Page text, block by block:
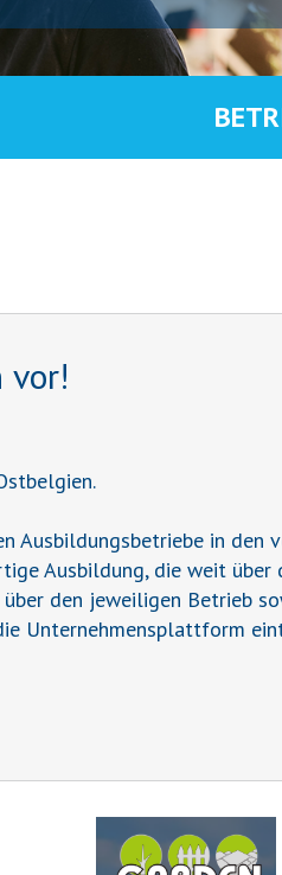
vor!
in den
Ausbildung, die weit über
den jeweiligen Betrieb
Unternehmensplattform